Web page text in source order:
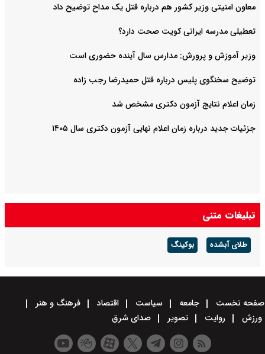
معاون امنیتی وزیر کشور هم درباره قتل یک مداح توضیح داد
تعطیلی مدرسه ایرانی کویت صحت دارد؟
وزیر آموزش و پرورش: مدارس سال آینده حضوری است
توضیح سخنگوی پلیس درباره قتل حمیدرضا رجب زاده
زمان اعلام نتایج آزمون دکتری مشخص شد
جزئیات جدید درباره زمان اعلام نهایی آزمون دکتری سال ۱۴۰۵
تبلیغات متنی
طلای آبشده بوکینگ
صفحه نخست جامعه سیاست اقتصاد
فرهنگ و هنر
ورزش
روایت تصویر صدای شرق